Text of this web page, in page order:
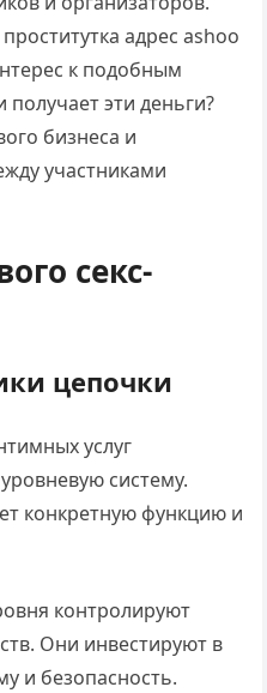
адрес ashoo
к подобным
получает эти деньги?
бизнеса и
участниками
секс-
цепочки
услуг
систему.
конкретную функцию и
контролируют
Они инвестируют в
и безопасность.